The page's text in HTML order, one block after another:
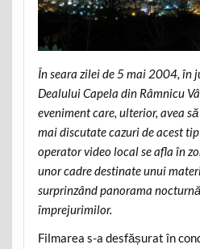
În seara zilei de 5 mai 2004, în
Dealului Capela din Râmnicu
eveniment care, ulterior, avea
mai discutate cazuri de acest
operator video local se afla în
unor cadre destinate unui
surprinzând panorama
împrejurimilor.
Filmarea s-a desfășurat în